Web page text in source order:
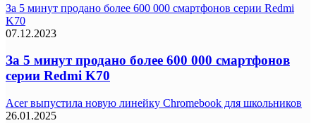
За 5 минут продано более 600 000 смартфонов серии Redmi
K70
07.12.2023
За 5 минут продано более 600 000 смартфонов
серии Redmi K70
Acer выпустила новую линейку Chromebook для школьников
26.01.2025